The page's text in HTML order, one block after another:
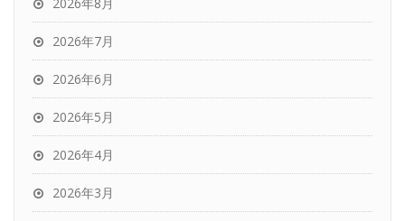
2026年7月
2026年6月
2026年5月
2026年4月
2026年3月